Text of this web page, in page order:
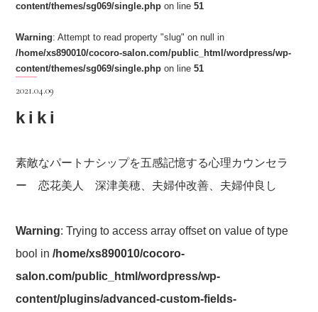
content/themes/sg069/single.php on line51
Warning: Attempt to read property "slug" on null in
/home/xs890010/cocoro-salon.com/public_html/wordpress/wp-
content/themes/sg069/single.php on line51
2021.04.09
kiki
素敵なパートナシップを五感記憶する心理カウンセラ
ー 恋花美人 深津美穂、夫婦仲改善、夫婦仲良し
Warning: Trying to access array offset on value of type
bool in/home/xs890010/cocoro-
salon.com/public_html/wordpress/wp-
content/plugins/advanced-custom-fields-